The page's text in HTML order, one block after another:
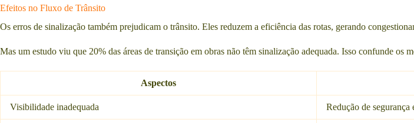
Efeitos no Fluxo de Trânsito
Os erros de sinalização também prejudicam o trânsito. Eles reduzem a eficiência das rotas, gerando
Mas um estudo viu que 20% das áreas de transição em obras não têm sinalização adequada. Isso confunde os
Aspectos
Visibilidade inadequada Redução de segurança